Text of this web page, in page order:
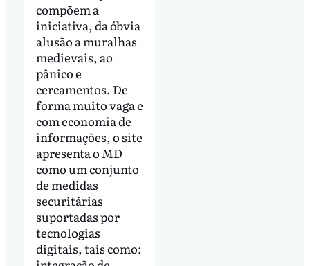
compõem a
iniciativa, da óbvia
alusão a muralhas
medievais, ao
pânico e
cercamentos. De
forma muito vaga e
com economia de
informações, o site
apresenta o MD
como um conjunto
de medidas
securitárias
suportadas por
tecnologias
digitais, tais como: